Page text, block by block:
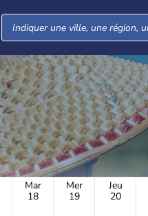
Mar
18
Mer
19
Jeu
20